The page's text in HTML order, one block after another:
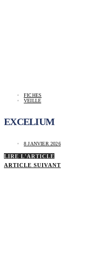
FICHES
VEILLE
EXCELIUM
8 JANVIER 2026
LIRE L'ARTICLE
ARTICLE SUIVANT